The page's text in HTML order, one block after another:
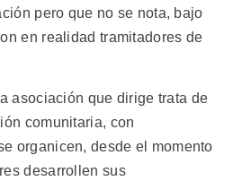
pero que no se nota, bajo
en realidad tramitadores de
asociación que dirige trata de
comunitaria, con
organicen, desde el momento
desarrollen sus